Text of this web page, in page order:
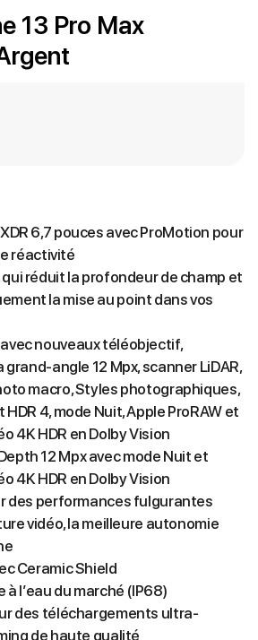
13 Pro Max
6,7 pouces avec ProMotion pour
réactivité
réduit la profondeur de champ et
la mise au point dans vos
nouveaux téléobjectif,
12 Mpx, scanner LiDAR,
macro, Styles photographiques,
HDR 4, mode Nuit, Apple ProRAW et
4K HDR en Dolby Vision
12 Mpx avec mode Nuit et
4K HDR en Dolby Vision
des performances fulgurantes
vidéo, la meilleure autonomie
Ceramic Shield
l’eau du marché (IP68)
des téléchargements ultra-
de haute qualité